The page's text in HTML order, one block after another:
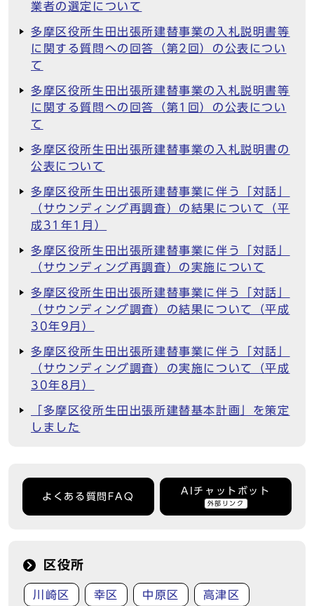
業者の選定について
多摩区役所生田出張所建替事業の入札説明書等
に関する質問への回答（第2回）の公表につい
て
多摩区役所生田出張所建替事業の入札説明書等
に関する質問への回答（第1回）の公表につい
て
多摩区役所生田出張所建替事業の入札説明書の
公表について
多摩区役所生田出張所建替事業に伴う「対話」
（サウンディング再調査）の結果について（平
成31年1月）
多摩区役所生田出張所建替事業に伴う「対話」
（サウンディング再調査）の実施について
多摩区役所生田出張所建替事業に伴う「対話」
（サウンディング調査）の結果について（平成
30年9月）
多摩区役所生田出張所建替事業に伴う「対話」
（サウンディング調査）の実施について（平成
30年8月）
「多摩区役所生田出張所建替基本計画」を策定
しました
よくある質問FAQ
AIチャットボット
外部リンク
区役所
川崎区 幸区 中原区 高津区